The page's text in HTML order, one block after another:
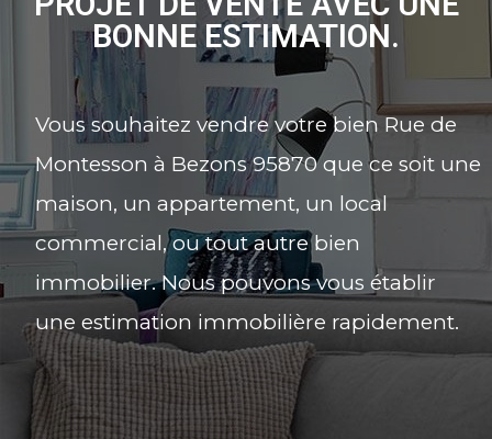
BONNE ESTIMATION.
Vous souhaitez vendre votre bien Rue de
Montesson à Bezons 95870 que ce soit une
maison, un appartement, un local
commercial, ou tout autre bien
immobilier. Nous pouvons vous établir
une estimation immobilière rapidement.